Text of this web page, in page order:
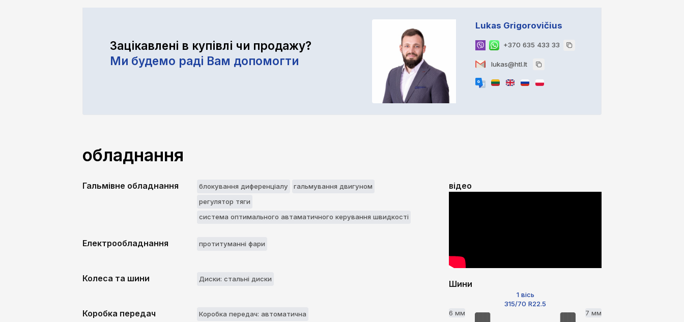
Зацікавлені в купівлі чи продажу?
Ми будемо раді Вам допомогти
Lukas Grigorovičius
+370 635 433 33
lukas@htl.lt
обладнання
Гальмівне обладнання блокування диференціалу
гальмування двигуном
регулятор тяги
система оптимального автаматичного керування швидкості
Електрообладнання протитуманні фари
Колеса та шини Диски: стальні диски
Коробка передач Коробка передач: автоматична
відео
Шини
1 вісь
315/70 R22.5
6 мм
7 мм